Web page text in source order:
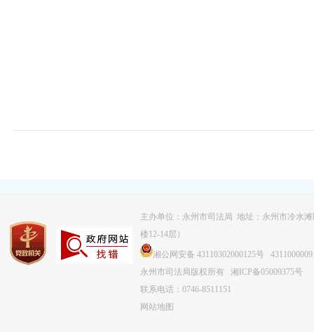
主办单位：永州市司法局 地址：永州市冷水
楼12-14层）
湘公网安备 43110302000125号 4311000009
永州市司法局版权所有 湘ICP备05009375号
联系电话：0746-8511151
网站地图